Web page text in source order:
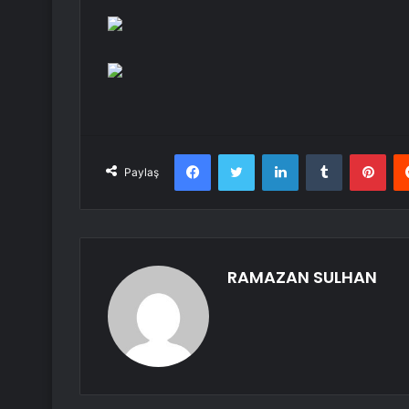
Paylaş
FacebookTwitter LinkedInTumblr
RAMAZAN SULHAN